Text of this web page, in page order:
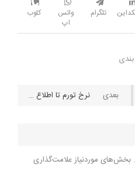
تلگرام
واتس
اپ
کلوب
نرخ تورم تا اطلاع ثانوی از سوی بانک مرکزی اعلام نخواهد شد
بخش‌های موردنیاز علامت‌گذاری